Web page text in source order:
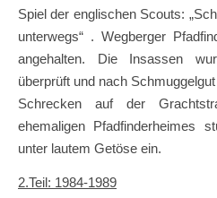
Spiel der englischen Scouts:
unterwegs“ . Wegberger
angehalten. Die Insassen
überprüft und nach
Schrecken auf der
ehemaligen Pfadfinderheimes
unter lautem Getöse ein.
2.Teil: 1984-1989